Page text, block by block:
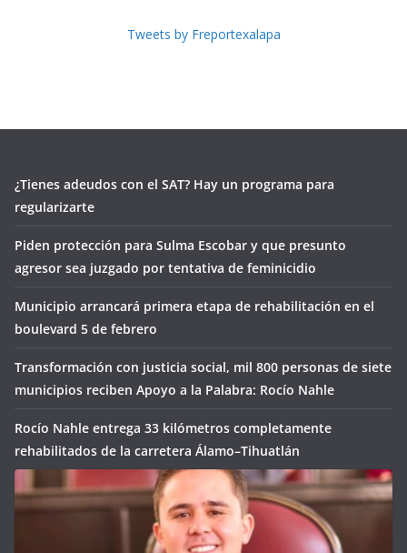
Tweets by Freportexalapa
¿Tienes adeudos con el SAT? Hay un programa para
regularizarte
Piden protección para Sulma Escobar y que presunto
agresor sea juzgado por tentativa de feminicidio
Municipio arrancará primera etapa de rehabilitación en el
boulevard 5 de febrero
Transformación con justicia social, mil 800 personas de siete
municipios reciben Apoyo a la Palabra: Rocío Nahle
Rocío Nahle entrega 33 kilómetros completamente
rehabilitados de la carretera Álamo–Tihuatlán